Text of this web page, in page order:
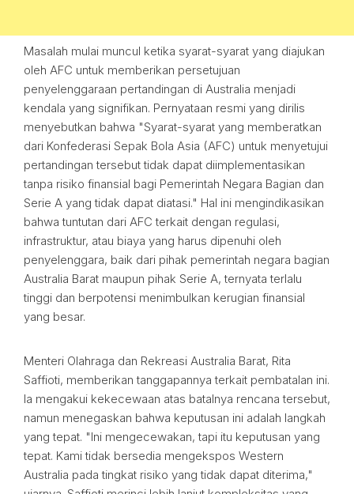
Masalah mulai muncul ketika syarat-syarat yang diajukan
oleh AFC untuk memberikan persetujuan
penyelenggaraan pertandingan di Australia menjadi
kendala yang signifikan. Pernyataan resmi yang dirilis
menyebutkan bahwa "Syarat-syarat yang memberatkan
dari Konfederasi Sepak Bola Asia (AFC) untuk menyetujui
pertandingan tersebut tidak dapat diimplementasikan
tanpa risiko finansial bagi Pemerintah Negara Bagian dan
Serie A yang tidak dapat diatasi." Hal ini mengindikasikan
bahwa tuntutan dari AFC terkait dengan regulasi,
infrastruktur, atau biaya yang harus dipenuhi oleh
penyelenggara, baik dari pihak pemerintah negara bagian
Australia Barat maupun pihak Serie A, ternyata terlalu
tinggi dan berpotensi menimbulkan kerugian finansial
yang besar.
Menteri Olahraga dan Rekreasi Australia Barat, Rita
Saffioti, memberikan tanggapannya terkait pembatalan ini.
Ia mengakui kekecewaan atas batalnya rencana tersebut,
namun menegaskan bahwa keputusan ini adalah langkah
yang tepat. "Ini mengecewakan, tapi itu keputusan yang
tepat. Kami tidak bersedia mengekspos Western
Australia pada tingkat risiko yang tidak dapat diterima,"